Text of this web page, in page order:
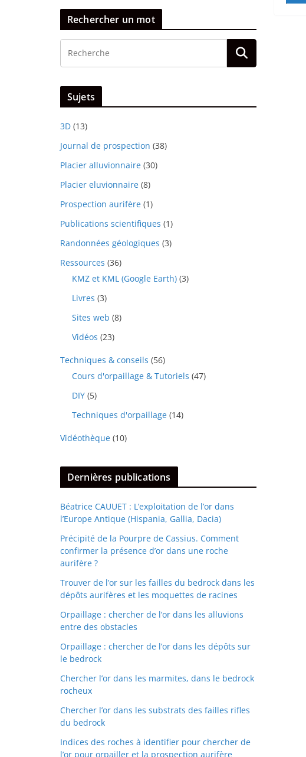
Rechercher un mot
Sujets
3D (13)
Journal de prospection (38)
Placier alluvionnaire (30)
Placier eluvionnaire (8)
Prospection aurifère (1)
Publications scientifiques (1)
Randonnées géologiques (3)
Ressources (36)
KMZ et KML (Google Earth) (3)
Livres (3)
Sites web (8)
Vidéos (23)
Techniques & conseils (56)
Cours d'orpaillage & Tutoriels (47)
DIY (5)
Techniques d'orpaillage (14)
Vidéothèque (10)
Dernières publications
Béatrice CAUUET : L’exploitation de l’or dans
l’Europe Antique (Hispania, Gallia, Dacia)
Précipité de la Pourpre de Cassius. Comment
confirmer la présence d’or dans une roche
aurifère ?
Trouver de l’or sur les failles du bedrock dans les
dépôts aurifères et les moquettes de racines
Orpaillage : chercher de l’or dans les alluvions
entre des obstacles
Orpaillage : chercher de l’or dans les dépôts sur
le bedrock
Chercher l’or dans les marmites, dans le bedrock
rocheux
Chercher l’or dans les substrats des failles rifles
du bedrock
Indices des roches à identifier pour chercher de
l’or pour orpailler et la prospection aurifère